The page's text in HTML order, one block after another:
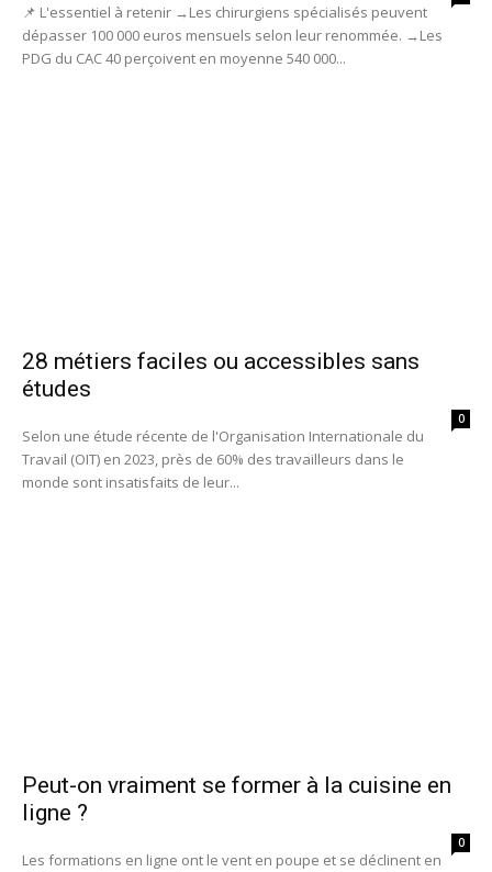
📌 L'essentiel à retenir →Les chirurgiens spécialisés peuvent
dépasser 100 000 euros mensuels selon leur renommée. →Les
PDG du CAC 40 perçoivent en moyenne 540 000...
28 métiers faciles ou accessibles sans
études
0
Selon une étude récente de l'Organisation Internationale du
Travail (OIT) en 2023, près de 60% des travailleurs dans le
monde sont insatisfaits de leur...
Peut-on vraiment se former à la cuisine en
ligne ?
0
Les formations en ligne ont le vent en poupe et se déclinent en